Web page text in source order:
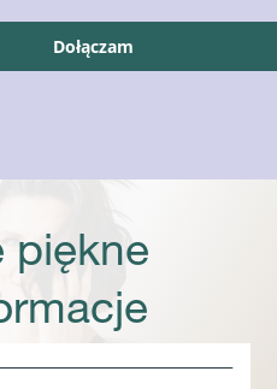
Dołączam
piękne